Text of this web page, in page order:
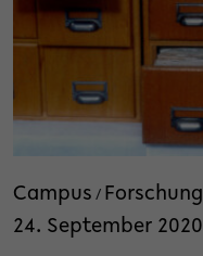
Campus / Forschung
24. September 2020